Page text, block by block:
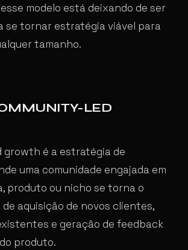
modelo está deixando de ser
se tornar estratégia viável para
tamanho.
LED
growth é a estratégia de
uma comunidade engajada em
produto ou nicho se torna o
aquisição de novos clientes,
e geração de feedback
produto.